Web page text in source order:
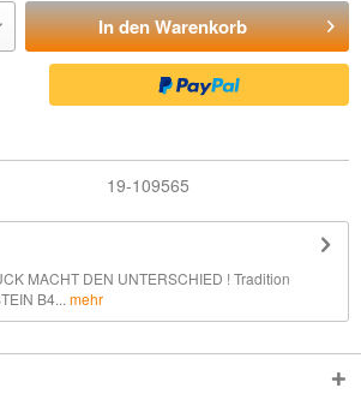
In denWarenkorb
19-109565
MACHT DEN UNTERSCHIED ! Tradition
B4... mehr